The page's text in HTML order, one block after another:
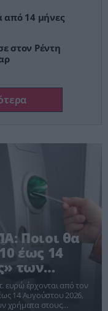
από 14 μήνες
στον Ρέντη
Ποιοι θα
έως 14
των
ευρώ έρχονται από τον
14 Αυγούστου 2026,
χρήματα στους